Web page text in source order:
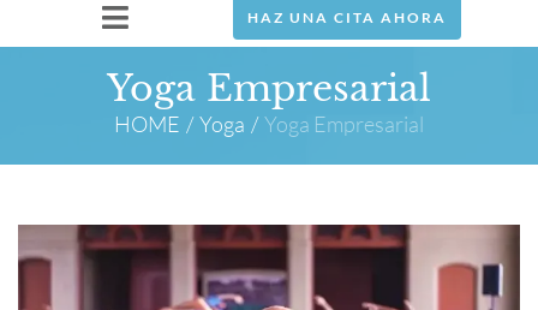
HAZ UNA CITA AHORA
Yoga Empresarial
HOME / Yoga / Yoga Empresarial